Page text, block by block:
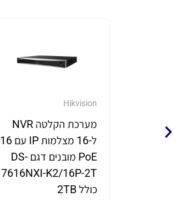
Hikvision
מערכת הקלטה NVR
ל-16 מצלמות IP עם 16
PoE מובנים דגם DS-
7616NXI-K2/16P-2T
כולל 2TB